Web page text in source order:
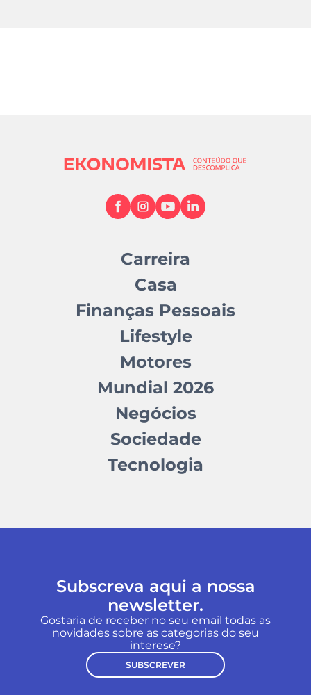
Carreira
Casa
Finanças Pessoais
Lifestyle
Motores
Mundial 2026
Negócios
Sociedade
Tecnologia
Subscreva aqui a nossa
newsletter.
Gostaria de receber no seu email todas as
novidades sobre as categorias do seu
interese?
SUBSCREVER